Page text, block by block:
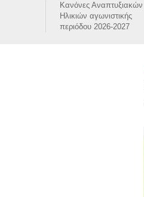
Κανόνες Αναπτυξιακών
Ηλικιών αγωνιστικής
περιόδου 2026-2027